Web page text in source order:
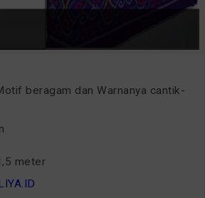
beragam dan Warnanya cantik-
meter